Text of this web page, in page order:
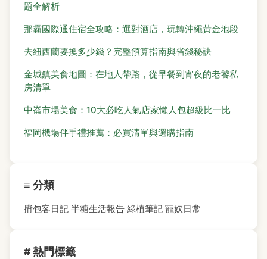
題全解析
那霸國際通住宿全攻略：選對酒店，玩轉沖繩黃金地段
去紐西蘭要換多少錢？完整預算指南與省錢秘訣
金城鎮美食地圖：在地人帶路，從早餐到宵夜的老饕私
房清單
中崙市場美食：10大必吃人氣店家懶人包超級比一比
福岡機場伴手禮推薦：必買清單與選購指南
≡ 分類
揹包客日記 半糖生活報告 綠植筆記 寵奴日常
# 熱門標籤